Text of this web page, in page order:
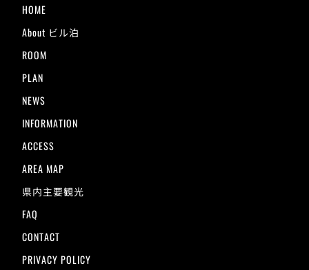
HOME
About ビル泊
ROOM
PLAN
NEWS
INFORMATION
ACCESS
AREA MAP
県内主要観光
FAQ
CONTACT
PRIVACY POLICY